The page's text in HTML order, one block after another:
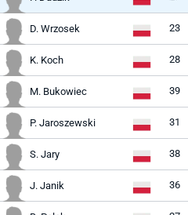
D. Wrzosek 23
K. Koch 28
M. Bukowiec 39
P. Jaroszewski 31
S. Jary 38
J. Janik 36